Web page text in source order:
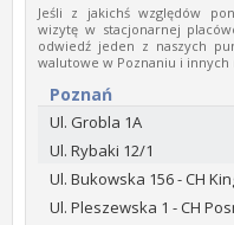
Jeśli z jakichś względów
wizytę w stacjonarnej
odwiedź jeden z naszych
walutowe w Poznaniu i innych
Poznań
Ul. Grobla 1A
Ul. Rybaki 12/1
Ul. Bukowska 156 - CH
Ul. Pleszewska 1 - CH